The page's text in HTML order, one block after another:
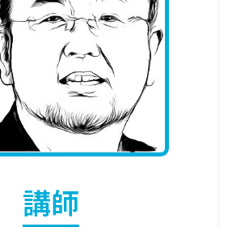
講師